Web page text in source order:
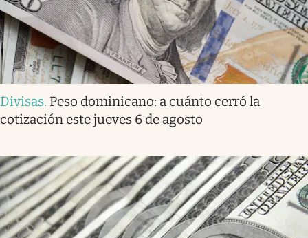
Divisas. Peso dominicano: a cuánto cerró la
cotización este jueves 6 de agosto